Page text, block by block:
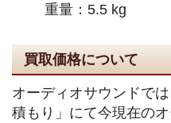
重量：5.5 kg
買取価格について
オーディオサウンドで
積もり」にて今現在の